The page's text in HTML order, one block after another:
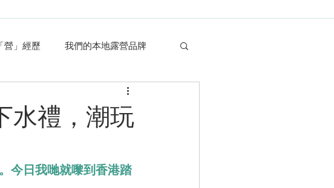
營」經歷 我們的本地露營品牌
露營・遠足熱點
水禮，潮玩
今日我哋就嚟到香港踏